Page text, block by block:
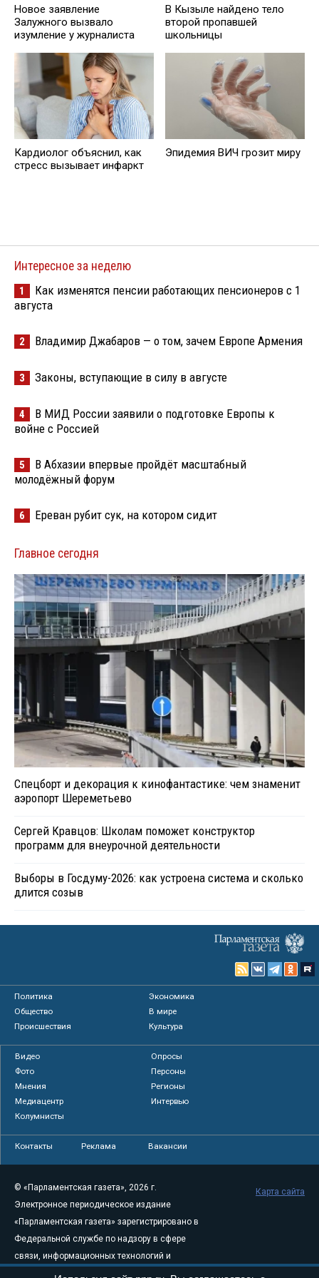
Новое заявление
Залужного вызвало
изумление у журналиста
В Кызыле найдено тело
второй пропавшей
школьницы
Кардиолог объяснил, как
стресс вызывает инфаркт
Эпидемия ВИЧ грозит миру
Интересное за неделю
1
Как изменятся пенсии работающих пенсионеров с 1
августа
2 Владимир Джабаров — о том, зачем Европе Армения
3 Законы, вступающие в силу в августе
4
В МИД России заявили о подготовке Европы к
войне с Россией
5
В Абхазии впервые пройдёт масштабный
молодёжный форум
6 Ереван рубит сук, на котором сидит
Главное сегодня
Спецборт и декорация к кинофантастике: чем знаменит
аэропорт Шереметьево
Сергей Кравцов: Школам поможет конструктор
программ для внеурочной деятельности
Выборы в Госдуму-2026: как устроена система и сколько
длится созыв
Политика
Экономика
Общество
В мире
Происшествия
Культура
Видео
Опросы
Фото
Персоны
Мнения
Регионы
Медиацентр
Интервью
Колумнисты
Контакты Реклама Вакансии
© «Парламентская газета», 2026 г.
Электронное периодическое издание
«Парламентская газета» зарегистрировано в
Федеральной службе по надзору в сфере
связи, информационных технологий и
массовых коммуникаций (Роскомнадзор) 05
Карта сайта